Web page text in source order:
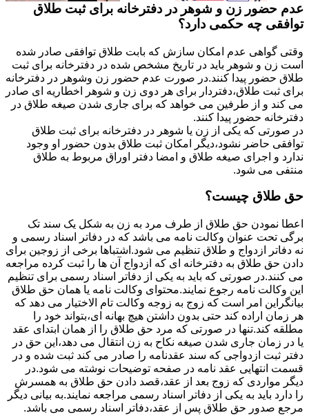
عدم حضور زن و شوهر در دفترخانه برای ثبت طلاق
توافقی چه حکمی دارد؟
وقتی گواهی عدم امکان سازش که بابت طلاق توافقی صادر شده
است زن و شوهر باید در تاریخ مشخص شده در دفترخانه برای ثبت
طلاق حضور پیدا کنند.در صورت عدم حضور زن وشوهر در دفترخانه
برای ثبت طلاق،دفتردار برای هر دوی زن و شوهر اخطاریه ای صادر
می کند و از طرفین می خواهد که برای جاری شدن صیغه طلاق در
دفترخانه حضور پیدا کنند.
در صورتی که یکی از زن یا شوهر در دفترخانه برای ثبت طلاق
توافقی حاضر نشود،دیگر امکان ثبت طلاق بدون حضور او وجود
ندارد و اجرای صیغه طلاق و امضا دفتر اوراق مربوط به طلاق
منتفی می شود.
حق طلاق چیست؟
اعطا نمودن حق طلاق از طرف مرد به زن به شکل یک سند تک
برگی تحت عنوان وکالت نامه می باشد که در دفاتر اسناد رسمی و
نه دفاتر ازدواج و طلاق تنظیم می شود.اشتباها برخی از زوجین برای
دادن حق طلاق به دفترخانه ای که ازدواج آن ها را ثبت کرده مراجعه
می کنند.در صورتی که باید به یکی از دفاتر اسناد رسمی برای تنظیم
این وکالت نامه رجوع نمایند.محتوای وکالت نامه یا همان حق طلاق
بیانگراین امر است که زوج به زوجه وکالت تام الاختیار می دهد که
هر زمان اراده کند حتی بدون داشتن هیچ بهانه ای،بتواند خود را
مطلقه کند.تنها در صورتی که مرد حق طلاق را از همان ابتدای عقد
یا در زمان جاری شدن صیغه نکاح به زن انتقال می دهد،این حق در
دفتر ثبت ازدواجی که سند عقدنامه را صادر می کند ثبت شده و در
قسمت انتهایی عقد نامه در صفحه توضیحات نوشته می شود.در
دیگر مواردی که زوج بعد از عقد،قصد دادن حق طلاق به همسرش
را دارد باید به یکی از دفاتر اسناد رسمی مراجعه نمایند.به بیانی دیگر
مرجع صدور حق طلاق پس از عقد،دفاتر اسناد رسمی می باشد.